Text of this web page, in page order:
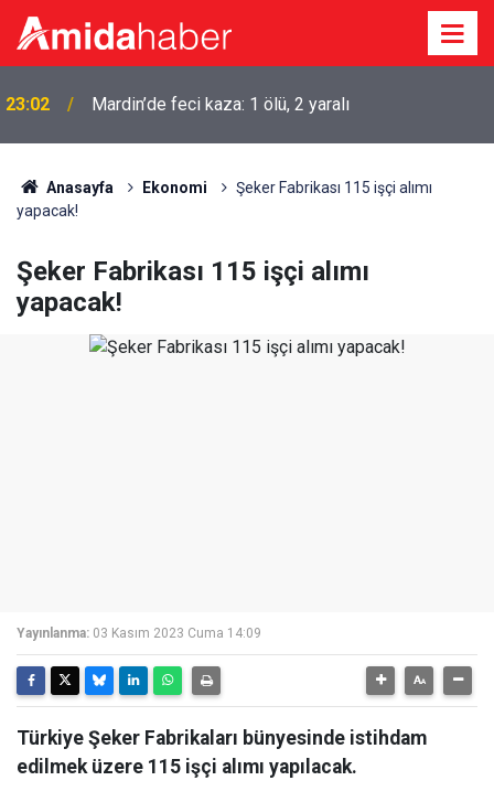
23:02 Mardin’de feci kaza: 1 ölü, 2 yaralı
Anasayfa Ekonomi
Şeker Fabrikası 115 işçi alımı
yapacak!
Şeker Fabrikası 115 işçi alımı
yapacak!
Yayınlanma: 03 Kasım 2023 Cuma 14:09
Türkiye Şeker Fabrikaları bünyesinde istihdam
edilmek üzere 115 işçi alımı yapılacak.